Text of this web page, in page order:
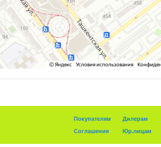
Покупателям
Соглашения
Дилерам
Юр.лицам